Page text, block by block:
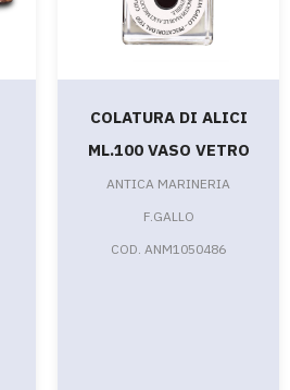
COLATURA DI ALICI
ML.100 VASO VETRO
ANTICA MARINERIA
F.GALLO
COD. ANM1050486